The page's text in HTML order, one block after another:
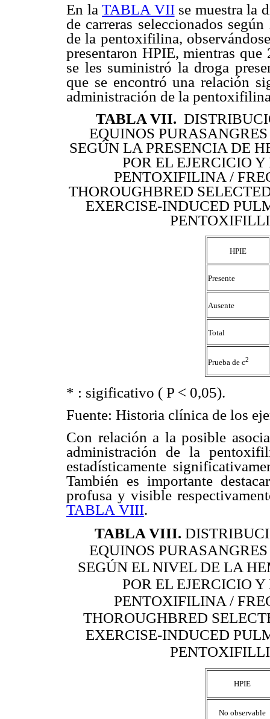
En la TABLA VIIse muestra la
de carreras seleccionados
de la pentoxifilina,
presentaron HPIE, mientras
se les suministró la droga
que se encontró una relación
administración de la
TABLA VII.
EQUINOS
SEGÚN LA PRESENCIA DE
POR EL EJERCICIO
PENTOXIFILINA /
THOROUGHBRED
EXERCISE-INDUCED
HPIE
Presente
Ausente
Total
Prueba de c2
* : sigificativo ( P < 0,05).
Fuente: Historia clínica de los
Con relación a la posible
administración de la
estadísticamente
También es importante
profusa y visible
TABLA VIII.
TABLA VIII.
EQUINOS
SEGÚN EL NIVEL DE LA
POR EL EJERCICIO
PENTOXIFILINA /
THOROUGHBRED
EXERCISE-INDUCED
HPIE
No observable